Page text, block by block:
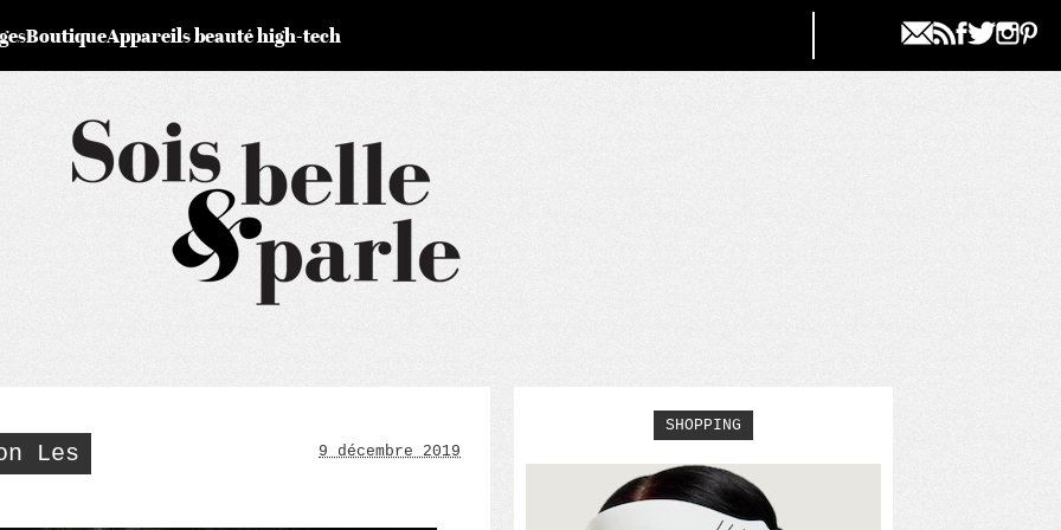
BoutiqueAppareils beauté high-tech
Les
9 décembre 2019
SHOPPING